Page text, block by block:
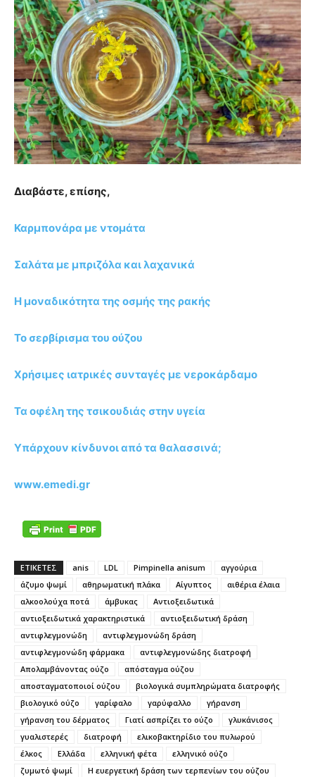
Διαβάστε, επίσης,
Καρμπονάρα με ντομάτα
Σαλάτα με μπριζόλα και λαχανικά
Η μοναδικότητα της οσμής της ρακής
Το σερβίρισμα του ούζου
Χρήσιμες ιατρικές συνταγές με νεροκάρδαμο
Τα οφέλη της τσικουδιάς στην υγεία
Υπάρχουν κίνδυνοι από τα θαλασσινά;
www.emedi.gr
ΕΤΙΚΕΤΕΣ anis LDL Pimpinella anisum
αγγούρια
άζυμο ψωμί
αθηρωματική πλάκα Αίγυπτος
αιθέρια έλαια
αλκοολούχα ποτά
άμβυκας
Αντιοξειδωτικά
αντιοξειδωτικά χαρακτηριστικά
αντιοξειδωτική δράση
αντιφλεγμονώδη
αντιφλεγμονώδη δράση
αντιφλεγμονώδη φάρμακα
αντιφλεγμονώδης διατροφή
Απολαμβάνοντας ούζο
απόσταγμα ούζου
αποσταγματοποιοί ούζου
βιολογικά συμπληρώματα διατροφής
βιολογικό ούζο
γαρίφαλο γαρύφαλλο
γήρανση
γήρανση του δέρματος
Γιατί ασπρίζει το ούζο
γλυκάνισος
γυαλιστερές
διατροφή
ελικοβακτηρίδιο του πυλωρού
έλκος
Ελλάδα ελληνική φέτα
ελληνικό ούζο
ζυμωτό ψωμί
Η ευεργετική δράση των τερπενίων του ούζου